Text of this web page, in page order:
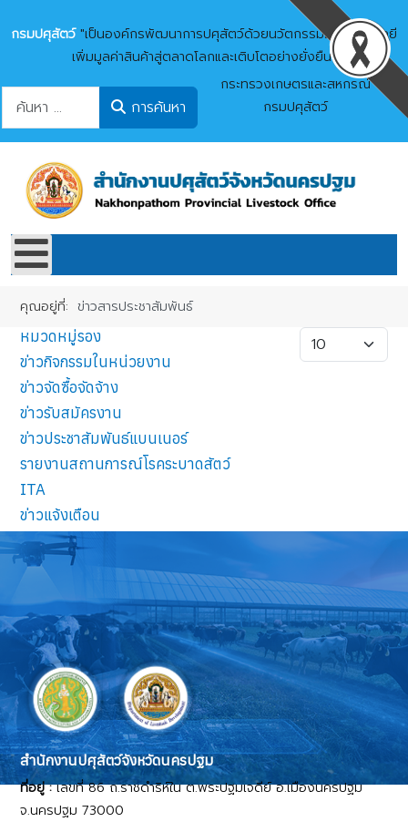
กรมปศุสัตว์"เป็นองค์กรพัฒนาการปศุสัตว์ด้วยนวัตกรรมและเทคโนโลยี
เพิ่มมูลค่าสินค้าสู่ตลาดโลกและเติบโตอย่างยั่งยืน"
การค้นหาการค้นหา
กระทรวงเกษตรและสหกรณ์
กรมปศุสัตว์
คุณอยู่ที่:ข่าวสารประชาสัมพันธ์
แสดง #
หมวดหมู่รอง
ข่าวกิจกรรมในหน่วยงาน
ข่าวจัดซื้อจัดจ้าง
ข่าวรับสมัครงาน
ข่าวประชาสัมพันธ์แบนเนอร์
รายงานสถานการณ์โรคระบาดสัตว์
ITA
ข่าวแจ้งเตือน
สำนักงานปศุสัตว์จังหวัดนครปฐม
ที่อยู่ :เลขที่ 86 ถ.ราชดำริห์ใน ต.พระปฐมเจดีย์ อ.เมืองนครปฐม
จ.นครปฐม 73000